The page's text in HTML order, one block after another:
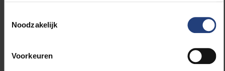
Noodzakelijk
Voorkeuren
staan dat er draagvlak was voor een
Raad in evenwicht te brengen met de nieuwe